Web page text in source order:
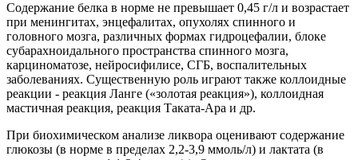
Содержание белка в норме не превышает 0,45 г/л и возрастает
при менингитах, энцефалитах, опухолях спинного и
головного мозга, различных формах гидроцефалии, блоке
субарахноидального пространства спинного мозга,
карциноматозе, нейросифилисе, СГБ, воспалительных
заболеваниях. Существенную роль играют также коллоидные
реакции - реакция Ланге («золотая реакция»), коллоидная
мастичная реакция, реакция Таката-Ара и др.
При биохимическом анализе ликвора оценивают содержание
глюкозы (в норме в пределах 2,2-3,9 ммоль/л) и лактата (в